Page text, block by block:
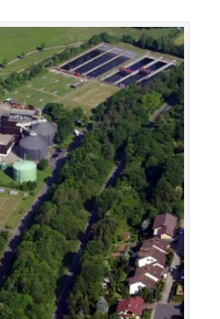
consectetuer adipiscing
ligula eget dolor.